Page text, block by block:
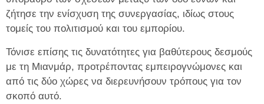
ζήτησε την ενίσχυση της συνεργασίας, ιδίως στους
τομείς του πολιτισμού και του εμπορίου.
Τόνισε επίσης τις δυνατότητες για βαθύτερους δεσμούς
με τη Μιανμάρ, προτρέποντας εμπειρογνώμονες και
από τις δύο χώρες να διερευνήσουν τρόπους για τον
σκοπό αυτό.